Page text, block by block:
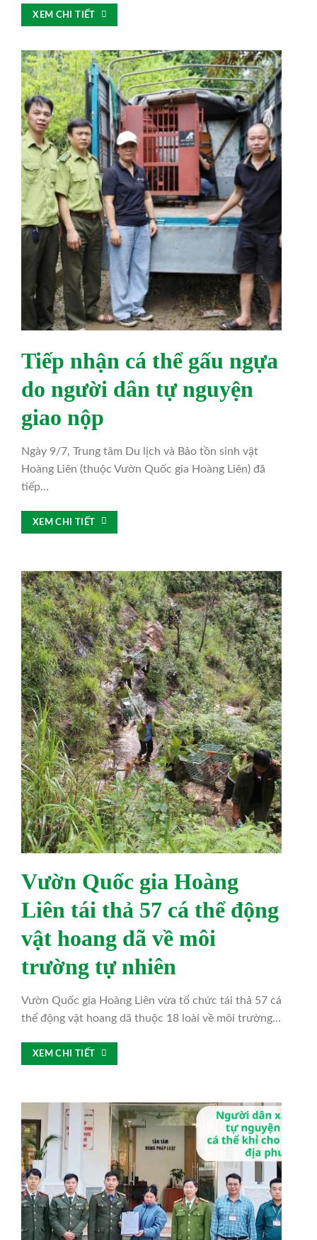
XEM CHI TIẾT
Tiếp nhận cá thể gấu ngựa
do người dân tự nguyện
giao nộp
Ngày 9/7, Trung tâm Du lịch và Bảo tồn sinh vật
Hoàng Liên (thuộc Vườn Quốc gia Hoàng Liên) đã
tiếp...
XEM CHI TIẾT
Vườn Quốc gia Hoàng
Liên tái thả 57 cá thể động
vật hoang dã về môi
trường tự nhiên
Vườn Quốc gia Hoàng Liên vừa tổ chức tái thả 57 cá
thể động vật hoang dã thuộc 18 loài về môi trường...
XEM CHI TIẾT